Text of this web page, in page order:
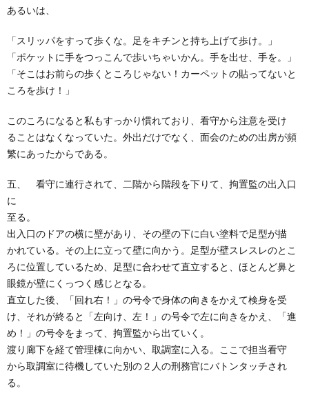
あるいは、
「スリッパをすって歩くな。足をキチンと持ち上げて歩け。」
「ポケットに手をつっこんで歩いちゃいかん。手を出せ、手を。」
「そこはお前らの歩くところじゃない！カーペットの貼ってないと
ころを歩け！」
このころになると私もすっかり慣れており、看守から注意を受け
ることはなくなっていた。外出だけでなく、面会のための出房が頻
繁にあったからである。
五、 看守に連行されて、二階から階段を下りて、拘置監の出入口
に
至る。
出入口のドアの横に壁があり、その壁の下に白い塗料で足型が描
かれている。その上に立って壁に向かう。足型が壁スレスレのとこ
ろに位置しているため、足型に合わせて直立すると、ほとんど鼻と
眼鏡が壁にくっつく感じとなる。
直立した後、「回れ右！」の号令で身体の向きをかえて検身を受
け、それが終ると「左向け、左！」の号令で左に向きをかえ、「進
め！」の号令をまって、拘置監から出ていく。
渡り廊下を経て管理棟に向かい、取調室に入る。ここで担当看守
から取調室に待機していた別の２人の刑務官にバトンタッチされ
る。